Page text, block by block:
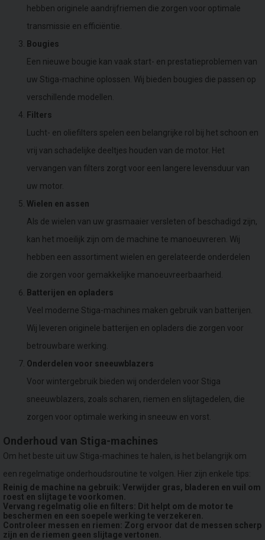
hebben originele aandrijfriemen die zorgen voor optimale
transmissie en efficiëntie.
Bougies
Een nieuwe bougie kan vaak start- en prestatieproblemen van
uw Stiga-machine oplossen. Wij bieden bougies die passen op
verschillende modellen.
Filters
Lucht- en oliefilters spelen een belangrijke rol bij het schoon en
vrij van schadelijke deeltjes houden van de motor. Het
vervangen van filters zorgt voor een langere levensduur van
uw motor.
Wielen en assen
Als de wielen van uw grasmaaier versleten of beschadigd zijn,
kan het moeilijk zijn om de machine te manoeuvreren. Wij
hebben een assortiment wielen en gerelateerde onderdelen
die zorgen voor gemakkelijke manoeuvreerbaarheid.
Batterijen en opladers
Veel moderne Stiga-machines maken gebruik van batterijen.
Wij leveren originele batterijen en opladers die zorgen voor
betrouwbare werking.
Onderdelen voor sneeuwblazers
Voor wintergebruik bieden wij onderdelen voor Stiga
sneeuwblazers, zoals scharen, riemen en slijtagedelen, die
zorgen voor optimale werking in sneeuw en vorst.
Onderhoud van Stiga-machines
Om het beste uit uw Stiga-machines te halen, is het belangrijk om
een regelmatige onderhoudsroutine te volgen. Hier zijn enkele tips:
Reinig de machine na gebruik: Verwijder gras, bladeren en vuil om
roest en slijtage te voorkomen.
Vervang regelmatig olie en filters: Dit helpt om de motor te
beschermen en een soepele werking te verzekeren.
Controleer messen en riemen: Zorg ervoor dat de messen scherp
zijn en de riemen geen slijtage vertonen.